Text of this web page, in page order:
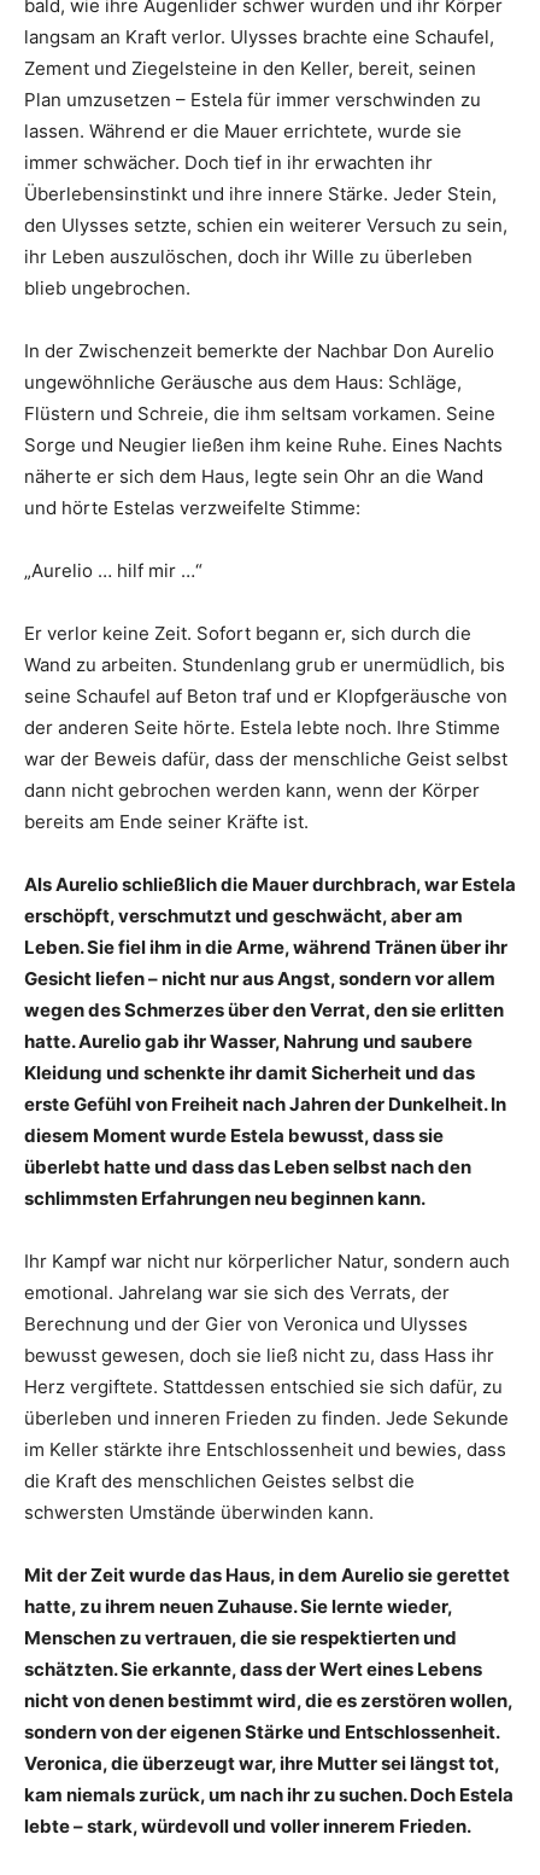
bald, wie ihre Augenlider schwer wurden und ihr Körper
langsam an Kraft verlor. Ulysses brachte eine Schaufel,
Zement und Ziegelsteine in den Keller, bereit, seinen
Plan umzusetzen – Estela für immer verschwinden zu
lassen. Während er die Mauer errichtete, wurde sie
immer schwächer. Doch tief in ihr erwachten ihr
Überlebensinstinkt und ihre innere Stärke. Jeder Stein,
den Ulysses setzte, schien ein weiterer Versuch zu sein,
ihr Leben auszulöschen, doch ihr Wille zu überleben
blieb ungebrochen.
In der Zwischenzeit bemerkte der Nachbar Don Aurelio
ungewöhnliche Geräusche aus dem Haus: Schläge,
Flüstern und Schreie, die ihm seltsam vorkamen. Seine
Sorge und Neugier ließen ihm keine Ruhe. Eines Nachts
näherte er sich dem Haus, legte sein Ohr an die Wand
und hörte Estelas verzweifelte Stimme:
„Aurelio … hilf mir …“
Er verlor keine Zeit. Sofort begann er, sich durch die
Wand zu arbeiten. Stundenlang grub er unermüdlich, bis
seine Schaufel auf Beton traf und er Klopfgeräusche von
der anderen Seite hörte. Estela lebte noch. Ihre Stimme
war der Beweis dafür, dass der menschliche Geist selbst
dann nicht gebrochen werden kann, wenn der Körper
bereits am Ende seiner Kräfte ist.
Als Aurelio schließlich die Mauer durchbrach, war Estela
erschöpft, verschmutzt und geschwächt, aber am
Leben. Sie fiel ihm in die Arme, während Tränen über ihr
Gesicht liefen – nicht nur aus Angst, sondern vor allem
wegen des Schmerzes über den Verrat, den sie erlitten
hatte. Aurelio gab ihr Wasser, Nahrung und saubere
Kleidung und schenkte ihr damit Sicherheit und das
erste Gefühl von Freiheit nach Jahren der Dunkelheit. In
diesem Moment wurde Estela bewusst, dass sie
überlebt hatte und dass das Leben selbst nach den
schlimmsten Erfahrungen neu beginnen kann.
Ihr Kampf war nicht nur körperlicher Natur, sondern auch
emotional. Jahrelang war sie sich des Verrats, der
Berechnung und der Gier von Veronica und Ulysses
bewusst gewesen, doch sie ließ nicht zu, dass Hass ihr
Herz vergiftete. Stattdessen entschied sie sich dafür, zu
überleben und inneren Frieden zu finden. Jede Sekunde
im Keller stärkte ihre Entschlossenheit und bewies, dass
die Kraft des menschlichen Geistes selbst die
schwersten Umstände überwinden kann.
Mit der Zeit wurde das Haus, in dem Aurelio sie gerettet
hatte, zu ihrem neuen Zuhause. Sie lernte wieder,
Menschen zu vertrauen, die sie respektierten und
schätzten. Sie erkannte, dass der Wert eines Lebens
nicht von denen bestimmt wird, die es zerstören wollen,
sondern von der eigenen Stärke und Entschlossenheit.
Veronica, die überzeugt war, ihre Mutter sei längst tot,
kam niemals zurück, um nach ihr zu suchen. Doch Estela
lebte – stark, würdevoll und voller innerem Frieden.